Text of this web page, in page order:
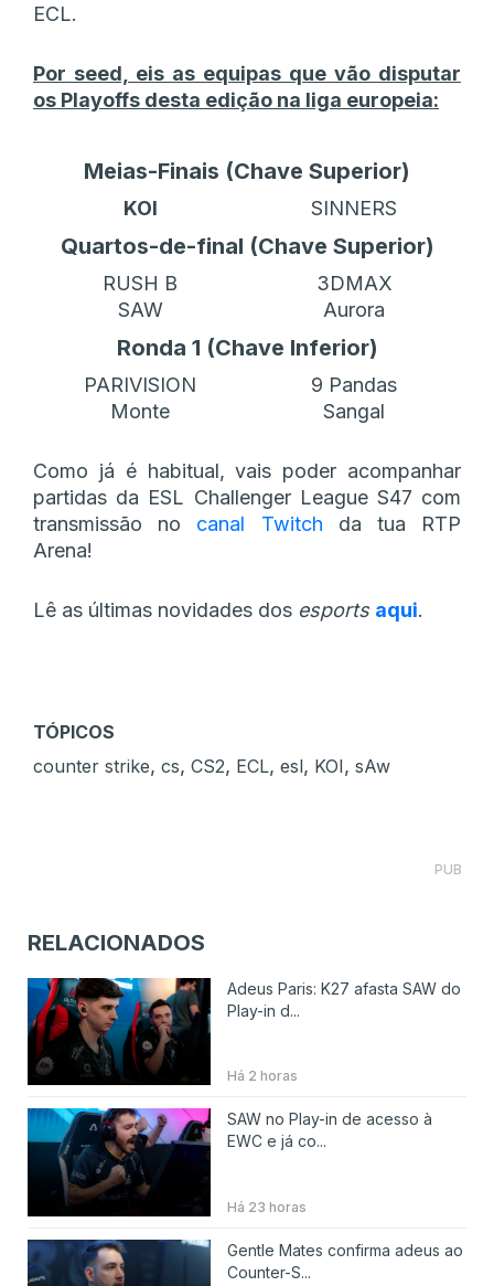
ECL.
Por seed, eis as equipas que vão disputar
os Playoffs desta edição na liga europeia:
Meias-Finais (Chave Superior)
KOI SINNERS
Quartos-de-final (Chave Superior)
RUSH B
3DMAX
SAW
Aurora
Ronda 1 (Chave Inferior)
PARIVISION
9 Pandas
Monte
Sangal
Como já é habitual, vais poder acompanhar
partidas da ESL Challenger League S47 com
transmissão no canal Twitch da tua RTP
Arena!
Lê as últimas novidades dos esports aqui.
TÓPICOS
counter strike, cs, CS2, ECL, esl, KOI, sAw
PUB
RELACIONADOS
Adeus Paris: K27 afasta SAW do
Play-in d...
Há 2 horas
SAW no Play-in de acesso à
EWC e já co...
Há 23 horas
Gentle Mates confirma adeus ao
Counter-S...